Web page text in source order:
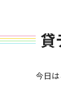
貸
今日